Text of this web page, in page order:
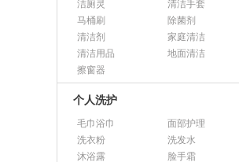
洁厕灵
清洁手套
马桶刷
除菌剂
清洁剂
家庭清洁
清洁用品
地面清洁
擦窗器
个人洗护
毛巾浴巾
面部护理
洗衣粉
洗发水
沐浴露
脸手霜